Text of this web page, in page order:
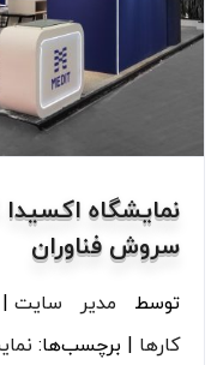
سروش فناوران
توسط مدیر سایت
کارها
برچسب‌ها: